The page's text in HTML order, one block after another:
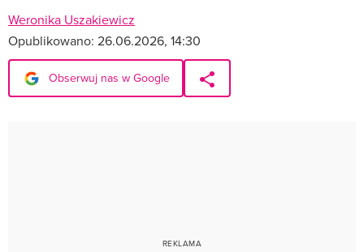
Weronika Uszakiewicz
Opublikowano: 26.06.2026, 14:30
Obserwuj nas w Google